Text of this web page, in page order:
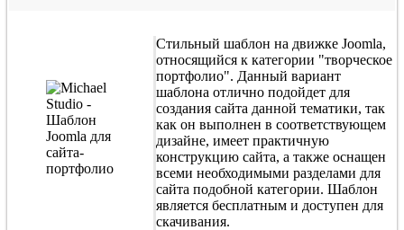
Стильный шаблон на движке Joomla,
относящийся к категории "творческое
портфолио". Данный вариант
шаблона отлично подойдет для
создания сайта данной тематики, так
как он выполнен в соответствующем
дизайне, имеет практичную
конструкцию сайта, а также оснащен
всеми необходимыми разделами для
сайта подобной категории. Шаблон
является бесплатным и доступен для
скачивания.